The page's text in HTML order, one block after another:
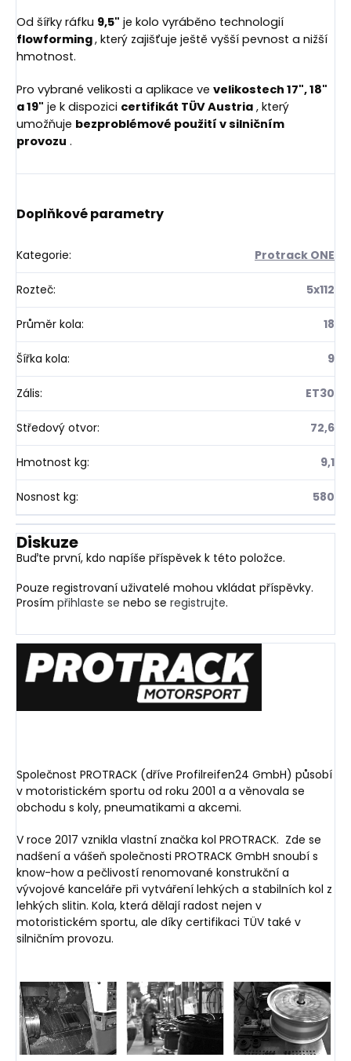
Od šířky ráfku 9,5" je kolo vyráběno technologií
flowforming, který zajišťuje ještě vyšší pevnost a nižší
hmotnost.
Pro vybrané velikosti a aplikace ve velikostech 17", 18"
a 19" je k dispozici certifikát TÜV Austria , který
umožňuje bezproblémové použití v silničním
provozu .
Doplňkové parametry
Kategorie: Protrack ONE
Rozteč: 5x112
Průměr kola: 18
Šířka kola: 9
Zális: ET30
Středový otvor: 72,6
Hmotnost kg: 9,1
Nosnost kg: 580
Diskuze
Buďte první, kdo napíše příspěvek k této položce.
Pouze registrovaní uživatelé mohou vkládat příspěvky.
Prosím přihlaste se nebo se registrujte.
Společnost PROTRACK (dříve Profilreifen24 GmbH) působí
v motoristickém sportu od roku 2001 a a věnovala se
obchodu s koly, pneumatikami a akcemi.
V roce 2017 vznikla vlastní značka kol PROTRACK. Zde se
nadšení a vášeň společnosti PROTRACK GmbH snoubí s
know-how a pečlivostí renomované konstrukční a
vývojové kanceláře při vytváření lehkých a stabilních kol z
lehkých slitin. Kola, která dělají radost nejen v
motoristickém sportu, ale díky certifikaci TÜV také v
silničním provozu.